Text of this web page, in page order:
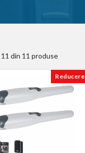
11 din 11 produse
Reducere